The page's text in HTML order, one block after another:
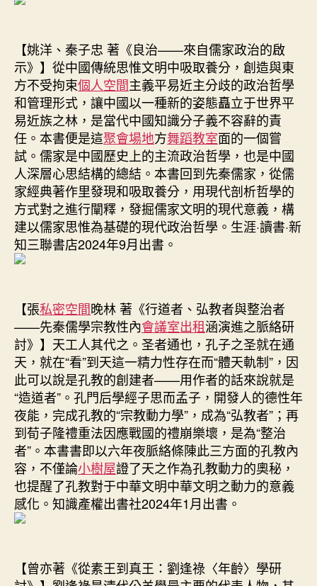
【姚洋、秦子忠 著《良治——來自儒家政治的啟
示》】從中國傳統思惟文明中吸取養分，創造與東
方不受拘束個人空間主義平易近主分歧的政治哲學
和管理形式，讓中國以一種新的姿態矗立于世界平
易近族之林，是當代中國知識分子義不容辭的責
任。本書便是這聚會場地方舞蹈教室面的一個嘗
試。儒家是中國歷史上的主流政治哲學，也是中國
人深層心思結構的總結。本書回到先秦儒家，從儒
家經典著作里發現和吸取養分，用現代剖析哲學的
方式對之進行闡釋，發掘儒家文明的現代意義，構
建以儒家思惟為基礎的現代政治哲學。生涯·讀書·新
知三聯書店2024年9月出書。
【張私密空間晚林 著《行道者、弘教者與整治者
——先秦儒學宗教性內會議室出租涵演進之脈絡研
討》】天工人其代之。圣者通也，孔子之圣就在通
天，就在“看”到天這一精力性存在而“體天軌制”，因
此可以說是孔教的創建者——用作者的話來說就是
“造道者”。孔門后學經子思而孟子，開發人的德性年
夜能，完成孔教的“宗教動力學”，成為“弘教者”；再
到荀子隆禮重法因應戰國的禮崩樂壞，是為“整治
者”。本書書即以六年夜脈絡條陳此三方面的孔教內
容，不僅論小樹屋證了天之作為孔教動力的奧秘，
也提醒了孔教對于中華文明中華文明之動力的意義
感化。知識產權出書社2024年1月出書。
【曾亦著《從素王到真王：劉逢祿〈年齡〉學研